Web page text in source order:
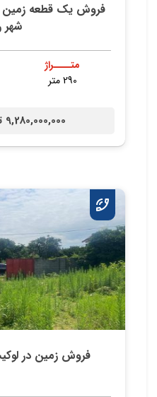
فروش یک قطعه زمین
شهر
متــــراژ
290 متر
9,280,000,000 تومان /
فروش زمین در